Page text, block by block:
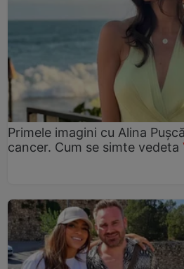
Primele imagini cu Alina
cancer. Cum se simte vedeta